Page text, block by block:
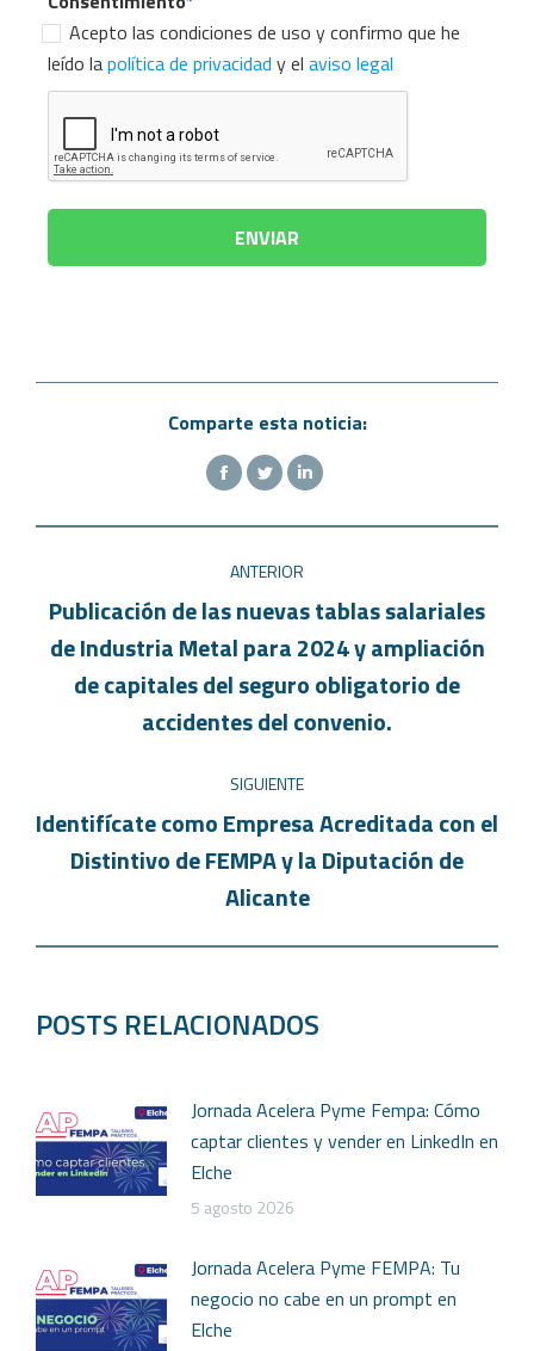
Acepto las condiciones de uso y confirmo que he
leído lapolítica de privacidad y el aviso legal
Comparte esta noticia:
ANTERIOR
Publicación de las nuevas tablas salariales
de Industria Metal para 2024 y ampliación
de capitales del seguro obligatorio de
accidentes del convenio.
SIGUIENTE
Identifícate como Empresa Acreditada con el
Distintivo de FEMPA y la Diputación de
Alicante
POSTS RELACIONADOS
Jornada Acelera Pyme Fempa: Cómo
captar clientes y vender en LinkedIn en
Elche
5 agosto 2026
Jornada Acelera Pyme FEMPA: Tu
negocio no cabe en un prompt en
Elche